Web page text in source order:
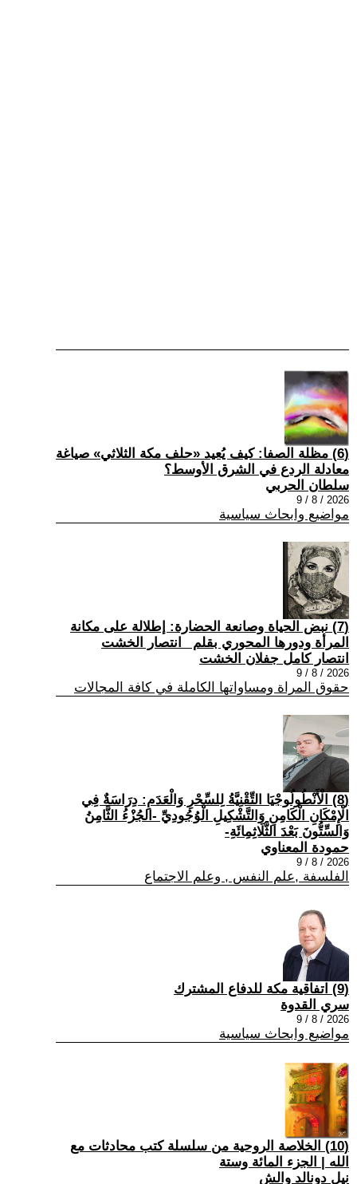
(6) مظلة الصفا: كيف يُعيد «حلف مكة الثلاثي» صياغة
معادلة الردع في الشرق الأوسط؟
سلطان الحربي
2026 / 8 / 9
مواضيع وابحاث سياسية
(7) نبض الحياة وصانعة الحضارة: إطلالة على مكانة
المرأة ودورها المحوري بقلم _انتصار الخشت
انتصار كامل جفلان الخشت
2026 / 8 / 9
حقوق المراة ومساواتها الكاملة في كافة المجالات
(8) الْأَنْطُولُوجْيَا التِّقْنِيَّةُ لِلسِّحْرِ وَالْعَدَمِ: دِرَاسَةٌ فِي
الْإِمْكَانِ الْكَامِنِ وَالتَّشْكِيلِ الْوُجُودِيِّ -الجُزْءُ الثَّامِنُ
وَالسِّتُّونَ بَعْدَ الثَّلَاثِمِائَةِ-
حمودة المعناوي
2026 / 8 / 9
الفلسفة ,علم النفس , وعلم الاجتماع
(9) اتفاقية مكة للدفاع المشترك
سري القدوة
2026 / 8 / 9
مواضيع وابحاث سياسية
(10) الخلاصة الروحية من سلسلة كتب محادثات مع
الله | الجزء المائة وستة
نيل دونالد والش